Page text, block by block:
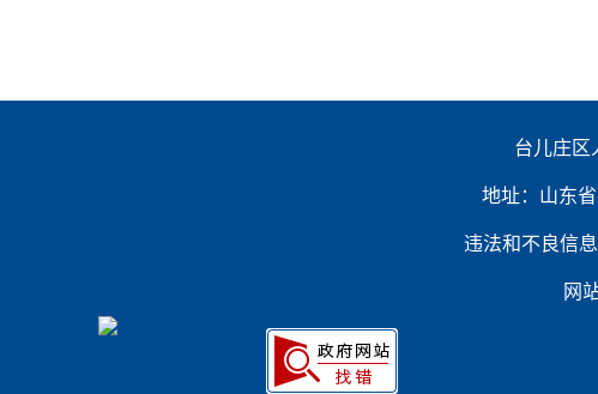
台儿庄区
地址：山东省
违法和不良信息
网